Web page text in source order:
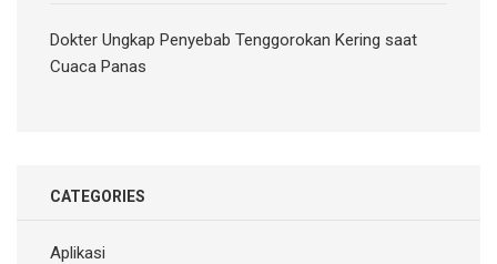
Dokter Ungkap Penyebab Tenggorokan Kering saat
Cuaca Panas
CATEGORIES
Aplikasi